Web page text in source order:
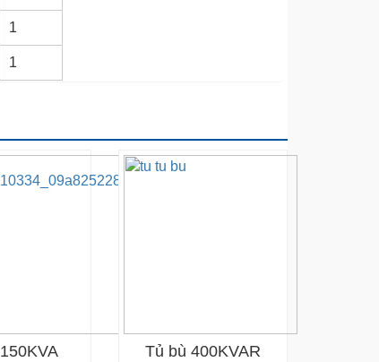
1
1
Tủ bù 400KVAR